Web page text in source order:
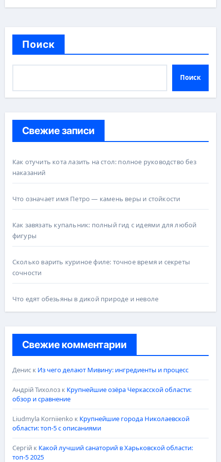
Поиск
Поиск
Свежие записи
Как отучить кота лазить на стол: полное руководство без
наказаний
Что означает имя Петро — камень веры и стойкости
Как завязать купальник: полный гид с идеями для любой
фигуры
Сколько варить куриное филе: точное время и секреты
сочности
Что едят обезьяны в дикой природе и неволе
Свежие комментарии
Дениск Из чего делают Мивину: ингредиенты и процесс
Андрій Тихолозк Крупнейшие озёра Черкасской области:
обзор и сравнение
Liudmyla Korniienko к Крупнейшие города Николаевской
области: топ-5 с описаниями
Сергійк Какой лучший санаторий в Харьковской области:
топ-5 2025